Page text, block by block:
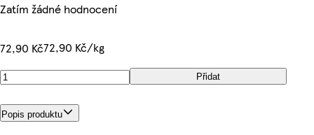
Zatím žádné hodnocení
72,90 Kč72,90 Kč/kg
Přidat
Popis produktu